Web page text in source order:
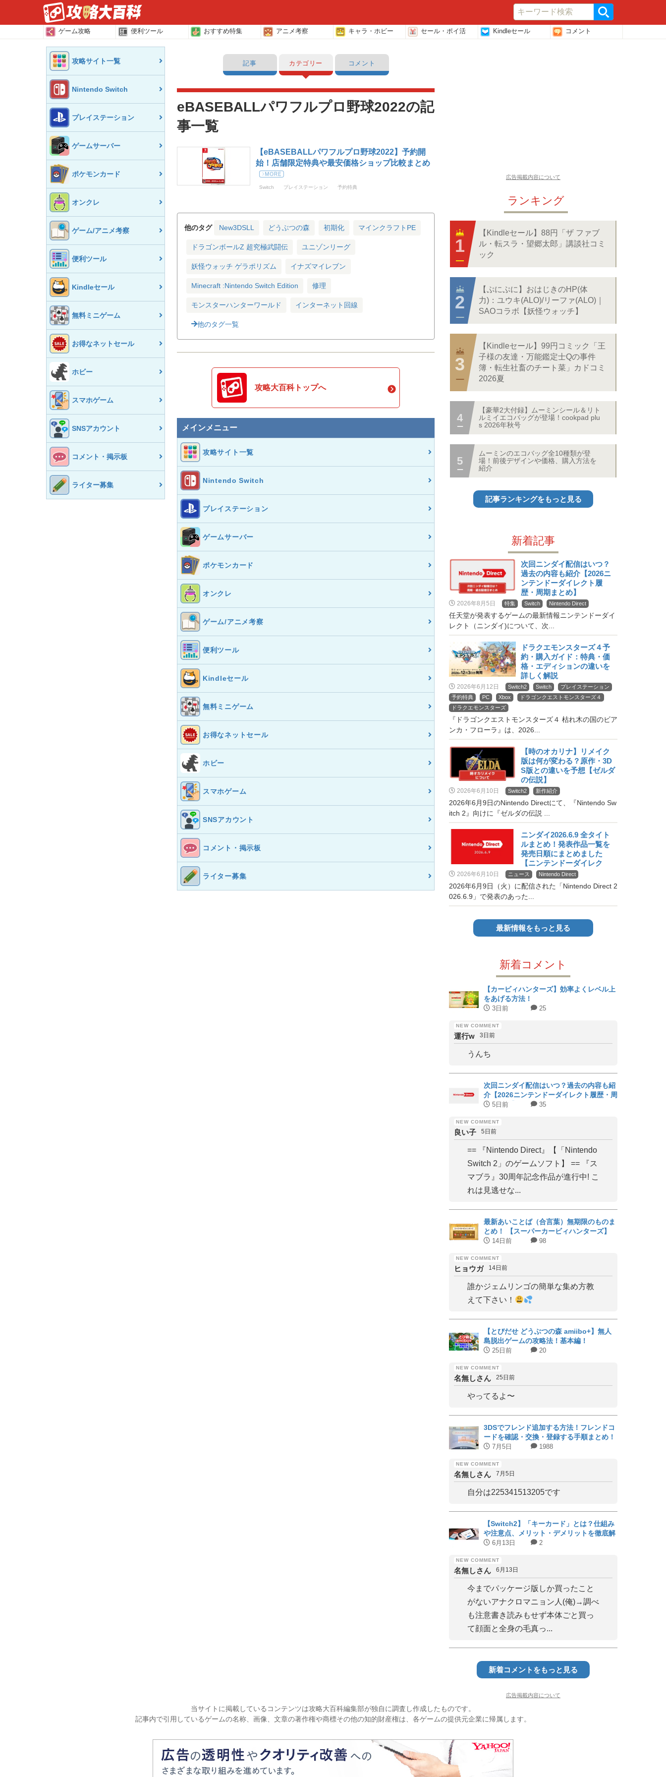
ゲーム攻略 便利ツール おすすめ特集 アニメ考察 キャラ・ホビー セール・ポイ活 Kindleセール コメント
攻略サイト一覧
Nintendo Switch
プレイステーション
ゲームサーバー
ポケモンカード
オンクレ
ゲーム/アニメ考察
便利ツール
Kindleセール
無料ミニゲーム
お得なネットセール
ホビー
スマホゲーム
SNSアカウント
コメント・掲示板
ライター募集
記事 カテゴリー コメント
eBASEBALLパワフルプロ野球2022の記
事一覧
【eBASEBALLパワフルプロ野球2022】予約開
始！店舗限定特典や最安価格ショップ比較まとめ
Switch プレイステーション 予約特典
他のタグ New3DSLL どうぶつの森 初期化 マインクラフトPE
ドラゴンボールZ 超究極武闘伝 ユニゾンリーグ
妖怪ウォッチ ゲラポリズム イナズマイレブン
Minecraft :Nintendo Switch Edition 修理
モンスターハンターワールド インターネット回線
他のタグ一覧
攻略大百科トップへ
メインメニュー
攻略サイト一覧
Nintendo Switch
プレイステーション
ゲームサーバー
ポケモンカード
オンクレ
ゲーム/アニメ考察
便利ツール
Kindleセール
無料ミニゲーム
お得なネットセール
ホビー
スマホゲーム
SNSアカウント
コメント・掲示板
ライター募集
広告掲載内容について
ランキング
【Kindleセール】88円「ザ ファブ
ル・転スラ・望郷太郎」講談社コミ
ック
【ぷにぷに】おはじきのHP(体
力)：ユウキ(ALO)/リーファ(ALO)｜
SAOコラボ【妖怪ウォッチ】
【Kindleセール】99円コミック「王
子様の友達・万能鑑定士Qの事件
簿・転生社畜のチート菜」カドコミ
2026夏
【豪華2大付録】ムーミンシール＆リト
ルミイエコバッグが登場！cookpad plu
s 2026年秋号
ムーミンのエコバッグ全10種類が登
場！前後デザインや価格、購入方法を
紹介
記事ランキングをもっと見る
新着記事
次回ニンダイ配信はいつ？
過去の内容も紹介【2026ニ
ンテンドーダイレクト履
歴・周期まとめ】
2026年8月5日 特集 Switch Nintendo Direct
任天堂が発表するゲームの最新情報ニンテンドーダイ
レクト（ニンダイ)について、次...
ドラクエモンスターズ４予
約・購入ガイド：特典・価
格・エディションの違いを
詳しく解説
2026年6月12日 Switch2 Switch
プレイステーション
予約特典
PC Xbox
ドラゴンクエストモンスターズ４
ドラクエモンスターズ
『ドラゴンクエストモンスターズ４ 枯れ木の国のビア
ンカ・フローラ』は、2026...
【時のオカリナ】リメイク
版は何が変わる？原作・3D
S版との違いを予想【ゼルダ
の伝説】
2026年6月10日 Switch2 新作紹介
2026年6月9日のNintendo Directにて、『Nintendo Sw
itch 2』向けに『ゼルダの伝説 ...
ニンダイ2026.6.9 全タイト
ルまとめ！発表作品一覧を
発売日順にまとめました
【ニンテンドーダイレク
ト】
2026年6月10日 ニュース Nintendo Direct
2026年6月9日（火）に配信された「Nintendo Direct 2
026.6.9」で発表のあった...
最新情報をもっと見る
新着コメント
【カービィハンターズ】効率よくレベル上
をあげる方法！
3日前 25
運行w 3日前
うんち
次回ニンダイ配信はいつ？過去の内容も紹
介【2026ニンテンドーダイレクト履歴・周
期まとめ】
5日前 35
良い子 5日前
== 『Nintendo Direct』【「Nintendo
Switch 2」のゲームソフト】 == 『ス
マブラ』30周年記念作品が進行中! こ
れは見逃せな...
最新あいことば（合言葉）無期限のものま
とめ！ 【スーパーカービィハンターズ】
14日前 98
ヒョウガ 14日前
誰かジェムリンゴの簡単な集め方教
えて下さい！
【とびだせ どうぶつの森 amiibo+】無人
島脱出ゲームの攻略法！基本編！
25日前 20
名無しさん 25日前
やってるよ〜
3DSでフレンド追加する方法！フレンドコ
ードを確認・交換・登録する手順まとめ！
7月5日 1988
名無しさん 7月5日
自分は225341513205です
【Switch2】「キーカード」とは？仕組み
や注意点、メリット・デメリットを徹底解
説｜対応タイトルまとめ
6月13日 2
名無しさん 6月13日
今までパッケージ版しか買ったこと
がないアナクロマニョン人(俺)→調べ
も注意書き読みもせず本体ごと買っ
て顔面と全身の毛真っ...
新着コメントをもっと見る
広告掲載内容について
当サイトに掲載しているコンテンツは攻略大百科編集部が独自に調査し作成したものです。
記事内で引用しているゲームの名称、画像、文章の著作権や商標その他の知的財産権は、各ゲームの提供元企業に帰属します。